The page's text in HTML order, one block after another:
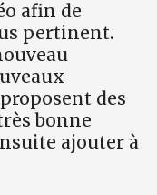
afin de
pertinent.
des
bonne
ajouter à